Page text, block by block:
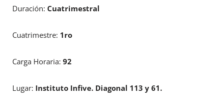
Duración: Cuatrimestral
Cuatrimestre: 1ro
Carga Horaria: 92
Lugar: Instituto Infive. Diagonal 113 y 61.